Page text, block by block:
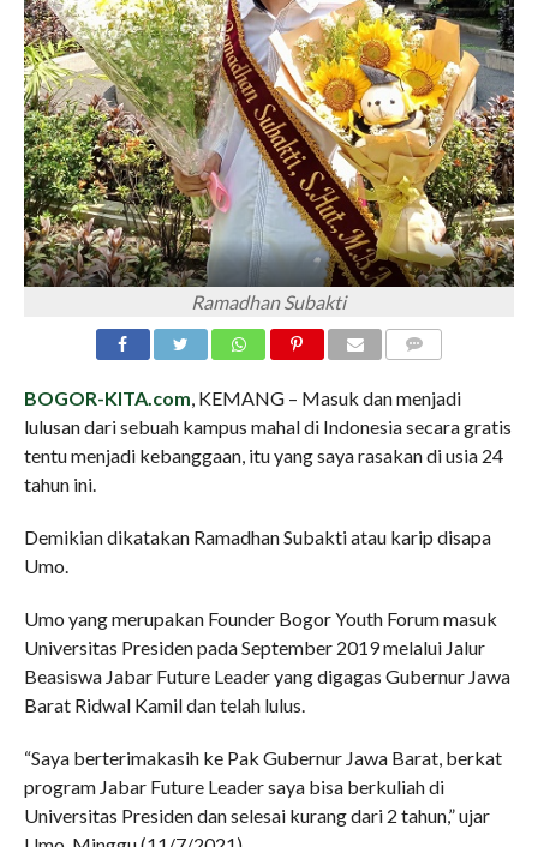
Ramadhan Subakti
BOGOR-KITA.com, KEMANG – Masuk dan menjadi
lulusan dari sebuah kampus mahal di Indonesia secara gratis
tentu menjadi kebanggaan, itu yang saya rasakan di usia 24
tahun ini.
Demikian dikatakan Ramadhan Subakti atau karip disapa
Umo.
Umo yang merupakan Founder Bogor Youth Forum masuk
Universitas Presiden pada September 2019 melalui Jalur
Beasiswa Jabar Future Leader yang digagas Gubernur Jawa
Barat Ridwal Kamil dan telah lulus.
“Saya berterimakasih ke Pak Gubernur Jawa Barat, berkat
program Jabar Future Leader saya bisa berkuliah di
Universitas Presiden dan selesai kurang dari 2 tahun,” ujar